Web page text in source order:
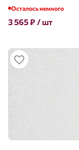
Осталось немного
3 565₽ / шт